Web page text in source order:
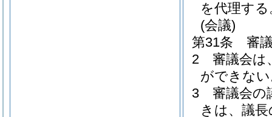
を代理する
(会議)
第31条
審
2
審議会は
ができな
3
審議会の
きは、議